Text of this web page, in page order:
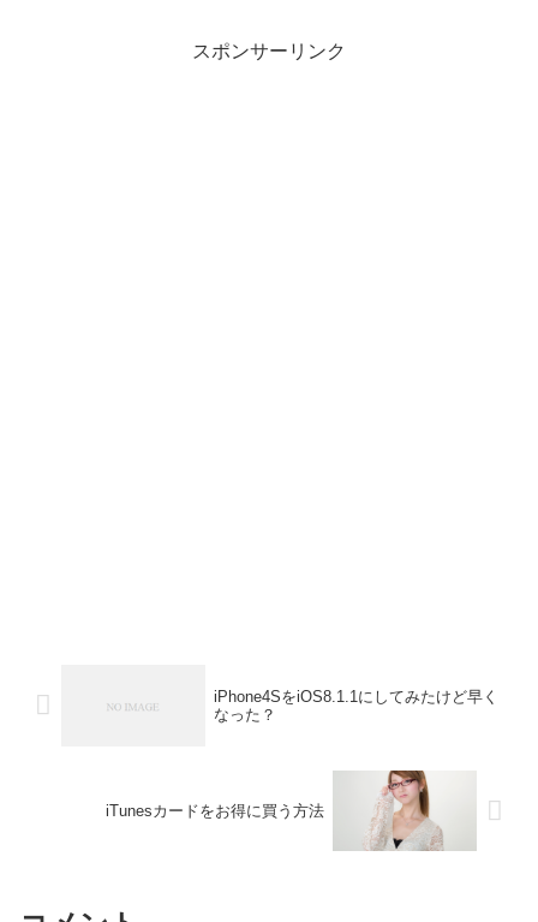
スポンサーリンク
iPhone4SをiOS8.1.1にしてみたけど早く
なった？
iTunesカードをお得に買う方法